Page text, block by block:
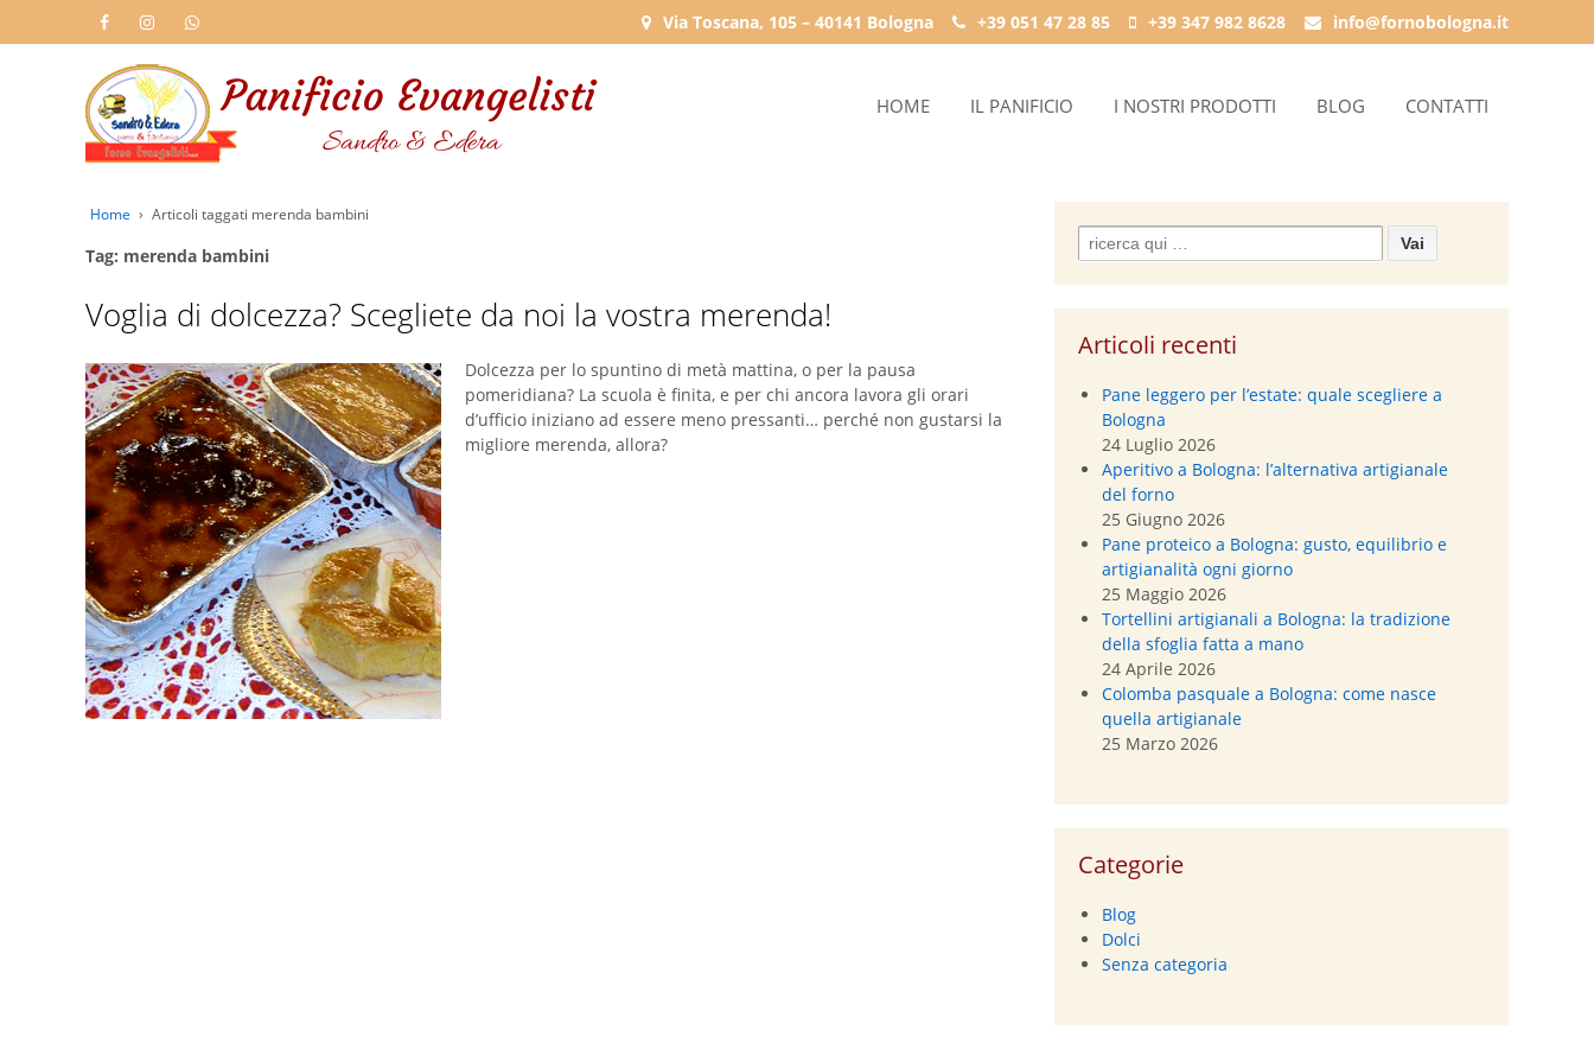
Via Toscana, 105 – 40141 Bologna +39 051 47 28 85 +39 347 982 8628 info@fornobologna.it
HOME IL PANIFICIO I NOSTRI PRODOTTI BLOG CONTATTI
Home › Articoli taggati merenda bambini
Tag: merenda bambini
Voglia di dolcezza? Scegliete da noi la vostra merenda!
Dolcezza per lo spuntino di metà mattina, o per la pausa
pomeridiana? La scuola è finita, e per chi ancora lavora gli orari
d’ufficio iniziano ad essere meno pressanti… perché non gustarsi la
migliore merenda, allora?
Search
for:
Articoli recenti
Pane leggero per l’estate: quale scegliere a
Bologna
24 Luglio 2026
Aperitivo a Bologna: l’alternativa artigianale
del forno
25 Giugno 2026
Pane proteico a Bologna: gusto, equilibrio e
artigianalità ogni giorno
25 Maggio 2026
Tortellini artigianali a Bologna: la tradizione
della sfoglia fatta a mano
24 Aprile 2026
Colomba pasquale a Bologna: come nasce
quella artigianale
25 Marzo 2026
Categorie
Blog
Dolci
Senza categoria